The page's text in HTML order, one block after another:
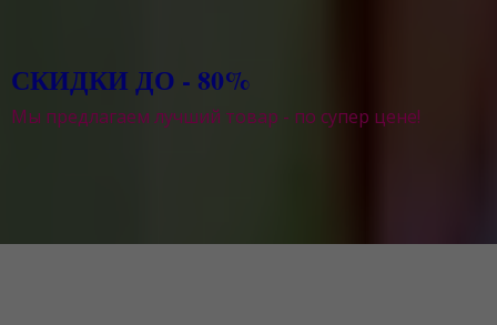
СКИДКИ ДО - 80%
Мы предлагаем лучший товар - по супер цене!